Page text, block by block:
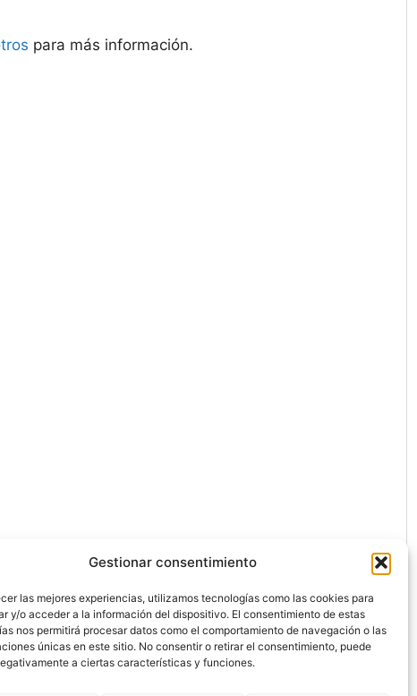
Gestionar consentimiento
las mejores experiencias, utilizamos tecnologías como las cookies para
y/o acceder a la información del dispositivo. El consentimiento de estas
nos permitirá procesar datos como el comportamiento de navegación o las
únicas en este sitio. No consentir o retirar el consentimiento, puede
a ciertas características y funciones.
para más información.